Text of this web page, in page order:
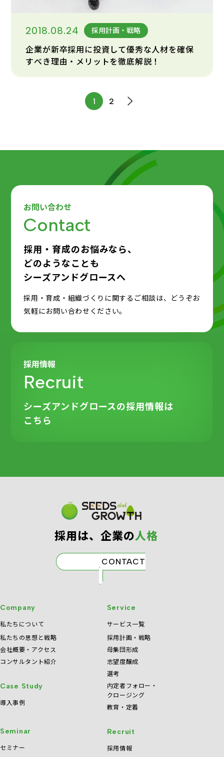
2018.08.24 採用計画・戦略
企業が新卒採用に投資して優秀な人材を確保
すべき理由・メリットを徹底解説！
1 2
お問い合わせ
Contact
採用・育成のお悩みなら、
どのようなことも
シーズアンドグロースへ
採用・育成・組織づくりに関するご相談は、どうぞお
気軽にお問い合わせください。
採用情報
Recruit
シーズアンドグロースの採用情報は
こちら
採⽤は、企業の⼈格
CONTACT
Company
私たちについて
私たちの思想と戦略
会社概要・アクセス
コンサルタント紹介
Service
サービス一覧
採用計画・戦略
母集団形成
志望度醸成
選考
内定者フォロー・
クロージング
教育・定着
Case Study
導入事例
Seminar
セミナー
Recruit
採用情報